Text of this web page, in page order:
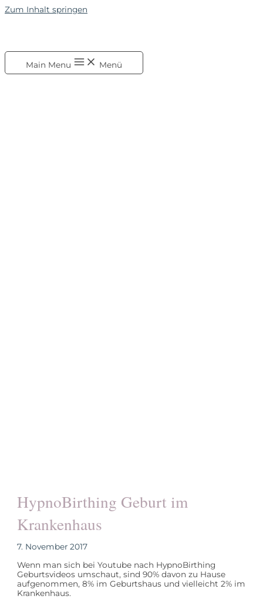
Zum Inhalt springen
Main Menu Menü
HypnoBirthing Geburt im
Krankenhaus
7. November 2017
Wenn man sich bei Youtube nach HypnoBirthing
Geburtsvideos umschaut, sind 90% davon zu Hause
aufgenommen, 8% im Geburtshaus und vielleicht 2% im
Krankenhaus.